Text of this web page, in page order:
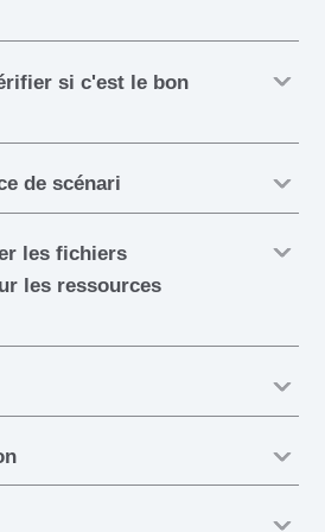
si c'est le bon
de scénari
les fichiers
les ressources